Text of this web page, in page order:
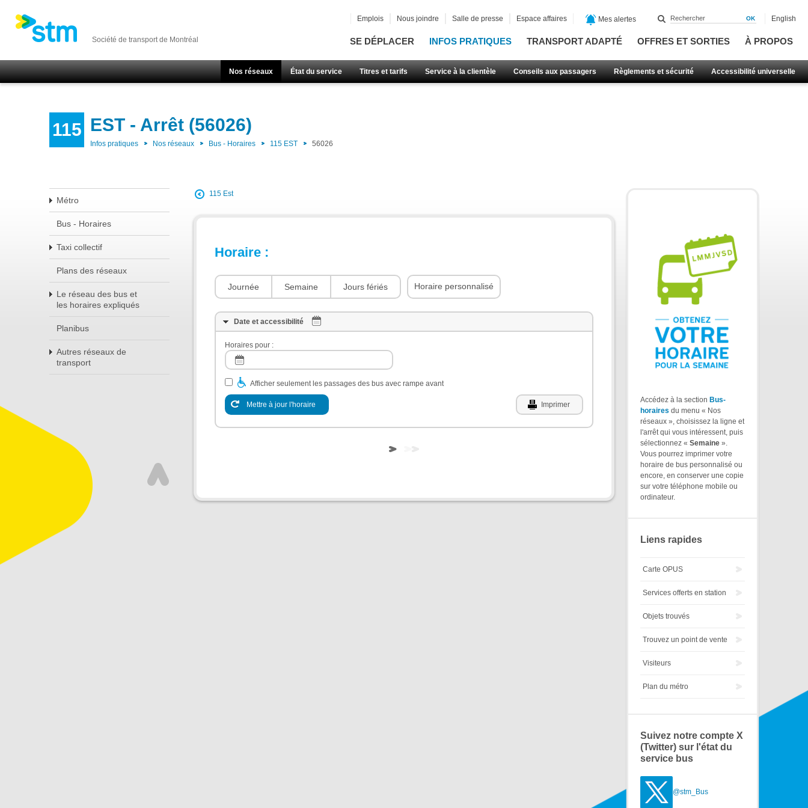
Société de transport de Montréal SE DÉPLACER INFOS PRATIQUES TRANSPORT ADAPTÉ OFFRES ET SORTIES À PROPOS
Nos réseaux État du service Titres et tarifs Service à la clientèle Conseils aux passagers Règlements et sécurité Accessibilité universelle
Emplois Nous joindre Salle de presse Espace affaires Mes alertes English
115 EST - Arrêt (56026)
Infos pratiques Nos réseaux Bus - Horaires 115 EST 56026
Métro
Bus - Horaires
Taxi collectif
Plans des réseaux
Le réseau des bus et
les horaires expliqués
Planibus
Autres réseaux de
transport
115 Est
Horaire :
Journée Semaine Jours fériés Horaire personnalisé
Date et accessibilité
Horaires pour :
Afficher seulement les passages des bus avec rampe avant
Mettre à jour l'horaire Imprimer
Accédez à la section Bus-
horaires du menu « Nos
réseaux », choisissez la ligne et
l'arrêt qui vous intéressent, puis
sélectionnez « Semaine ».
Vous pourrez imprimer votre
horaire de bus personnalisé ou
encore, en conserver une copie
sur votre téléphone mobile ou
ordinateur.
Liens rapides
Carte OPUS
Services offerts en station
Objets trouvés
Trouvez un point de vente
Visiteurs
Plan du métro
Suivez notre compte X
(Twitter) sur l'état du
service bus
@stm_Bus